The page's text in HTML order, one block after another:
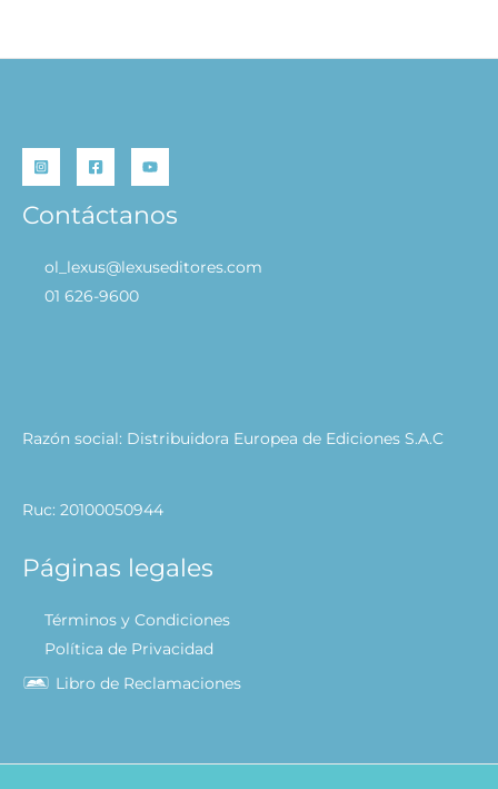
Contáctanos
ol_lexus@lexuseditores.com
01 626-9600
Razón social: Distribuidora Europea de Ediciones S.A.C
Ruc: 20100050944
Páginas legales
Términos y Condiciones
Política de Privacidad
Libro de Reclamaciones